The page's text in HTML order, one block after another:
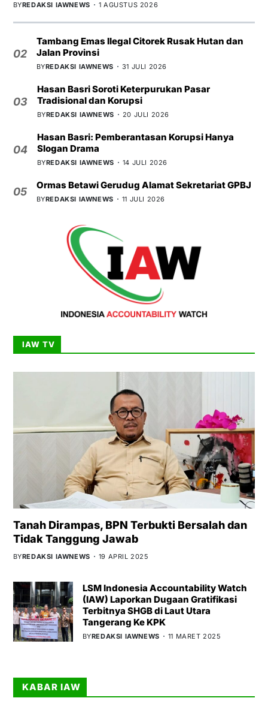
BYREDAKSI IAWNEWS 1 AGUSTUS 2026
02
Tambang Emas Ilegal Citorek Rusak Hutan dan
Jalan Provinsi
BYREDAKSI IAWNEWS 31 JULI 2026
03
Hasan Basri Soroti Keterpurukan Pasar
Tradisional dan Korupsi
BYREDAKSI IAWNEWS 20 JULI 2026
04
Hasan Basri: Pemberantasan Korupsi Hanya
Slogan Drama
BYREDAKSI IAWNEWS 14 JULI 2026
05
Ormas Betawi Gerudug Alamat Sekretariat GPBJ
BYREDAKSI IAWNEWS 11 JULI 2026
IAW TV
Tanah Dirampas, BPN Terbukti Bersalah dan
Tidak Tanggung Jawab
BYREDAKSI IAWNEWS 19 APRIL 2025
LSM Indonesia Accountability Watch
(IAW) Laporkan Dugaan Gratifikasi
Terbitnya SHGB di Laut Utara
Tangerang Ke KPK
BYREDAKSI IAWNEWS 11 MARET 2025
KABAR IAW